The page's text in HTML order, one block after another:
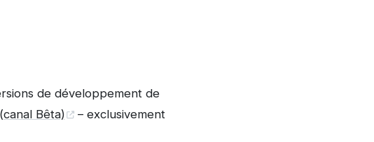
de développement de
Bêta)
– exclusivement